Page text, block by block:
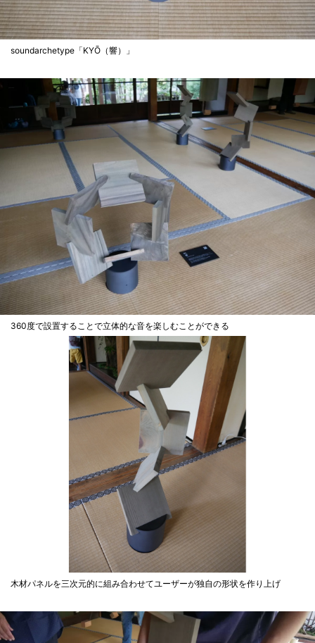
soundarchetype「KYŌ（響）」
360度で設置することで立体的な音を楽しむことができる
木材パネルを三次元的に組み合わせてユーザーが独自の形状を作り上げ